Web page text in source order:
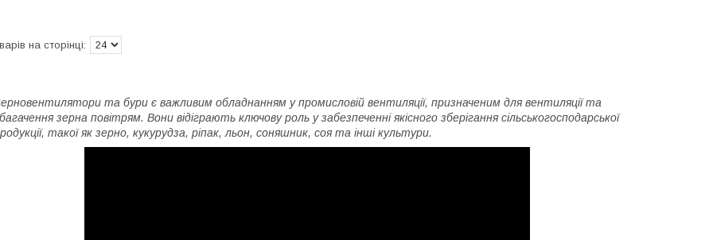
та бури є важливим обладнанням у промисловій вентиляції, призначеним для вентиляції та
зерна повітрям. Вони відіграють ключову роль у забезпеченні якісного зберігання сільськогосподарської
такої як зерно, кукурудза, ріпак, льон, соняшник, соя та інші культури.